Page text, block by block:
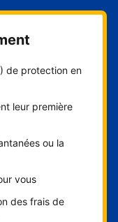
de protection en
leur première
ou la
vous
des frais de